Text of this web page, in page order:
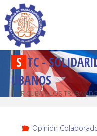
S TC-SOLIDARI
U BANOS
POR CUBA Y LOS
Opinión